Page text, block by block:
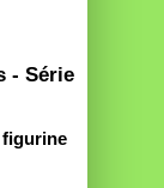
- Série
figurine